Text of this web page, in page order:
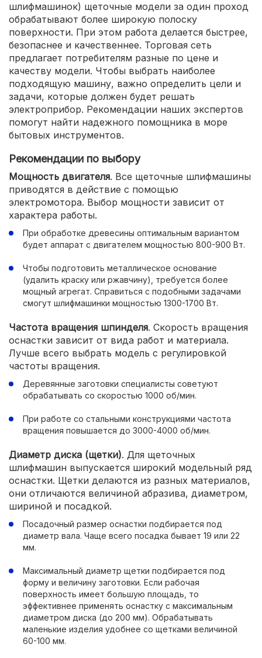
шлифмашинок) щеточные модели за один проход
обрабатывают более широкую полоску
поверхности. При этом работа делается быстрее,
безопаснее и качественнее. Торговая сеть
предлагает потребителям разные по цене и
качеству модели. Чтобы выбрать наиболее
подходящую машину, важно определить цели и
задачи, которые должен будет решать
электроприбор. Рекомендации наших экспертов
помогут найти надежного помощника в море
бытовых инструментов.
Рекомендации по выбору
Мощность двигателя. Все щеточные шлифмашины
приводятся в действие с помощью
электромотора. Выбор мощности зависит от
характера работы.
При обработке древесины оптимальным вариантом
будет аппарат с двигателем мощностью 800-900 Вт.
Чтобы подготовить металлическое основание
(удалить краску или ржавчину), требуется более
мощный агрегат. Справиться с подобными задачами
смогут шлифмашинки мощностью 1300-1700 Вт.
Частота вращения шпинделя. Скорость вращения
оснастки зависит от вида работ и материала.
Лучше всего выбрать модель с регулировкой
частоты вращения.
Деревянные заготовки специалисты советуют
обрабатывать со скоростью 1000 об/мин.
При работе со стальными конструкциями частота
вращения повышается до 3000-4000 об/мин.
Диаметр диска (щетки). Для щеточных
шлифмашин выпускается широкий модельный ряд
оснастки. Щетки делаются из разных материалов,
они отличаются величиной абразива, диаметром,
шириной и посадкой.
Посадочный размер оснастки подбирается под
диаметр вала. Чаще всего посадка бывает 19 или 22
мм.
Максимальный диаметр щетки подбирается под
форму и величину заготовки. Если рабочая
поверхность имеет большую площадь, то
эффективнее применять оснастку с максимальным
диаметром диска (до 200 мм). Обрабатывать
маленькие изделия удобнее со щетками величиной
60-100 мм.